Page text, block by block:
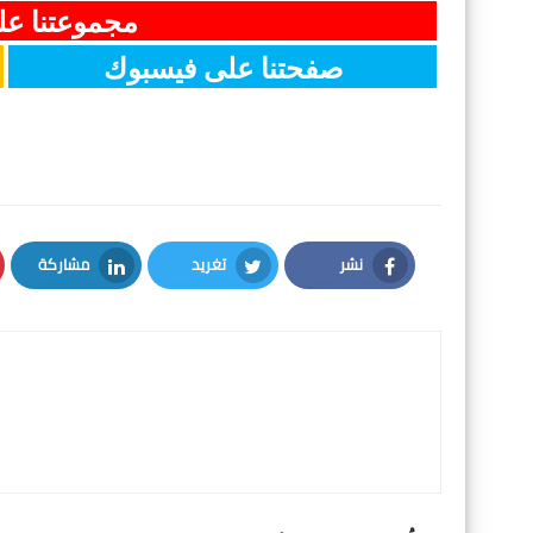
مجموعتنا
صفحتنا على فيسبوك
نشر
Facebook
تغريد
Twitter
مشاركة
LinkedIn